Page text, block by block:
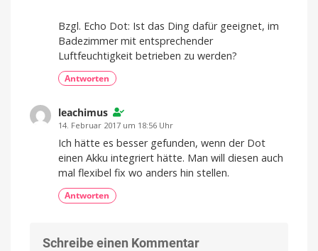
Bzgl. Echo Dot: Ist das Ding dafür geeignet, im
Badezimmer mit entsprechender
Luftfeuchtigkeit betrieben zu werden?
Antworten
leachimus
14. Februar 2017 um 18:56 Uhr
Ich hätte es besser gefunden, wenn der Dot
einen Akku integriert hätte. Man will diesen auch
mal flexibel fix wo anders hin stellen.
Antworten
Schreibe einen Kommentar